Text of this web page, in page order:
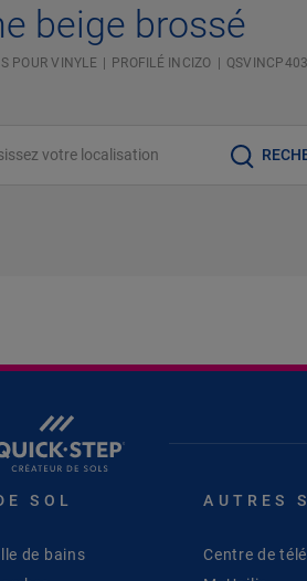
beige brossé
POUR VINYLE PROFILÉ INCIZO
SOL
de bains
AUTRES
Centre de